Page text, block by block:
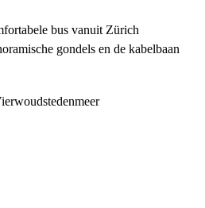
bus vanuit Zürich
gondels en de kabelbaan